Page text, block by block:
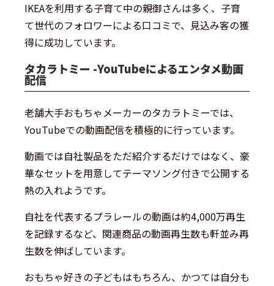
IKEAを利用する子育て中の親御さんは多く、子育
て世代のフォロワーによる口コミで、見込み客の獲
得に成功しています。
タカラトミー -YouTubeによるエンタメ動画
配信
老舗大手おもちゃメーカーのタカラトミーでは、
YouTubeでの動画配信を積極的に行っています。
動画では自社製品をただ紹介するだけではなく、豪
華なセットを用意してテーマソング付きで公開する
熱の入れようです。
自社を代表するプラレールの動画は約4,000万再生
を記録するなど、関連商品の動画再生数も軒並み再
生数を伸ばしています。
おもちゃ好きの子どもはもちろん、かつては自分も